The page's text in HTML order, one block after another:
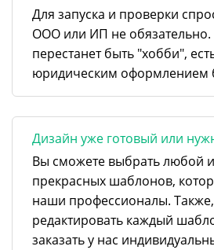
Для запуска и проверки
ООО или ИП не обязательно.
перестанет быть "хобби",
юридическим оформлением
Дизайн уже готовый или
Вы сможете выбрать любой
прекрасных шаблонов,
наши профессионалы.
редактировать каждый
заказать у нас